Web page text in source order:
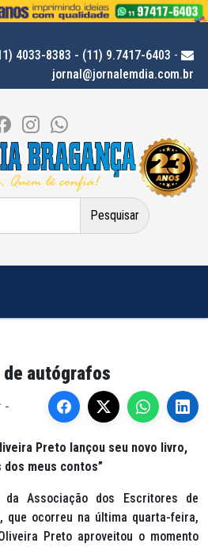
4033-8383 - (11) 9.7417-6403 -
jornal@jornalemdia.com.br
autógrafos
-
Preto lançou seu novo livro,
dos meus contos”
Associação dos Escritores de
que ocorreu na última quarta-feira,
Preto aproveitou o momento